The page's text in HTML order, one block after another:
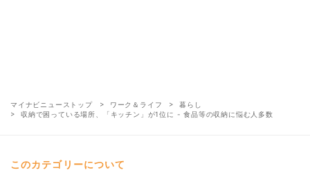
マイナビニューストップ ワーク＆ライフ
暮らし
収納で困っている場所、「キッチン」が1位に - 食品等の収納に悩む人多数
このカテゴリーについて